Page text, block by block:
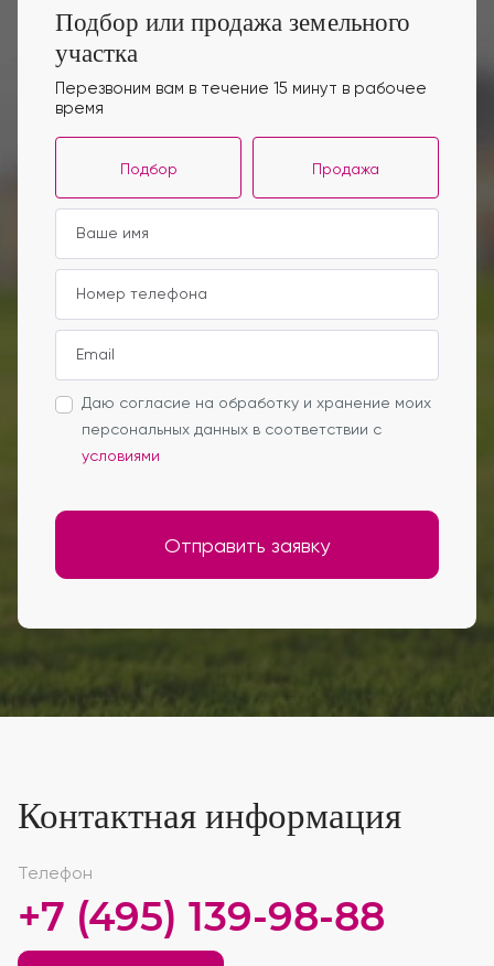
Подбор или продажа земельного
участка
Перезвоним вам в течение 15 минут в рабочее
время
Подбор Продажа
Даю согласие на обработку и хранение моих
персональных данных в соответствии с
условиями
Отправить заявку
Контактная информация
Телефон
+7 (495) 139-98-88